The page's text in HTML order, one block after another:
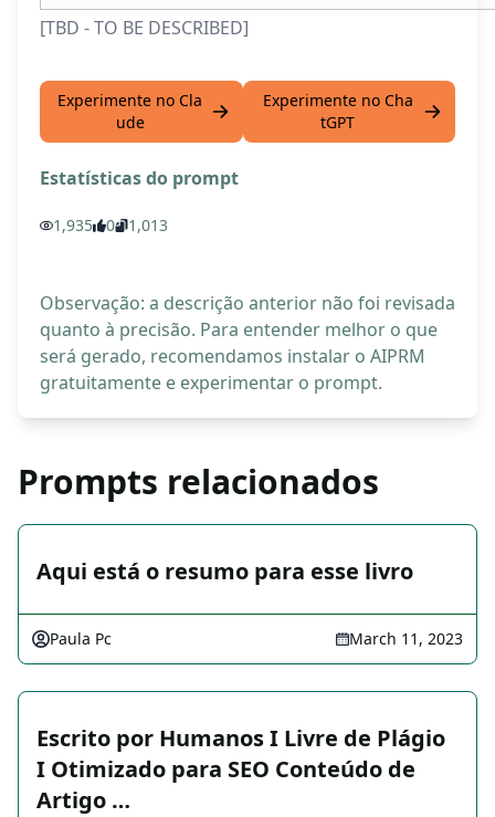
[TBD - TO BE DESCRIBED]
Experimente no Cla
ude
Experimente no Cha
tGPT
Estatísticas do prompt
1,935 0 1,013
Observação: a descrição anterior não foi revisada
quanto à precisão. Para entender melhor o que
será gerado, recomendamos instalar o AIPRM
gratuitamente e experimentar o prompt.
Prompts relacionados
Aqui está o resumo para esse livro
Paula Pc March 11, 2023
Escrito por Humanos I Livre de Plágio
I Otimizado para SEO Conteúdo de
Artigo …